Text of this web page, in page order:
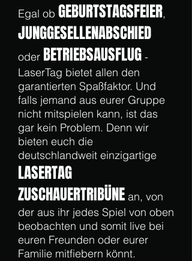
Egal ob GEBURTSTAGSFEIER,
JUNGGESELLENABSCHIED
oder BETRIEBSAUSFLUG -
LaserTag bietet allen den
garantierten Spaßfaktor. Und
falls jemand aus eurer Gruppe
nicht mitspielen kann, ist das
gar kein Problem. Denn wir
bieten euch die
deutschlandweit einzigartige
LASERTAG
ZUSCHAUERTRIBÜNE an, von
der aus ihr jedes Spiel von oben
beobachten und somit live bei
euren Freunden oder eurer
Familie mitfiebern könnt.